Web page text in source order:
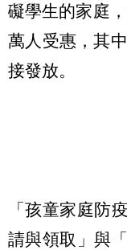
礙學生的家庭
萬人受惠，其
接發放。
「孩童家庭防
請與領取」與